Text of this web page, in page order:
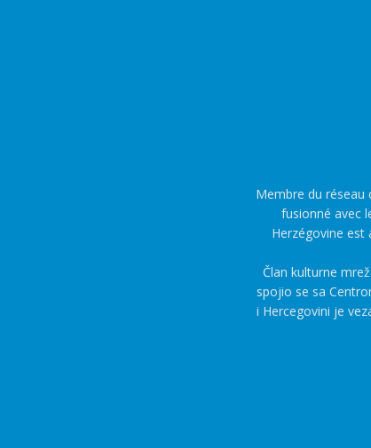
Membre du réseau
fusionné avec
Herzégovine est
Član kulturne
spojio se sa
i Hercegovini je